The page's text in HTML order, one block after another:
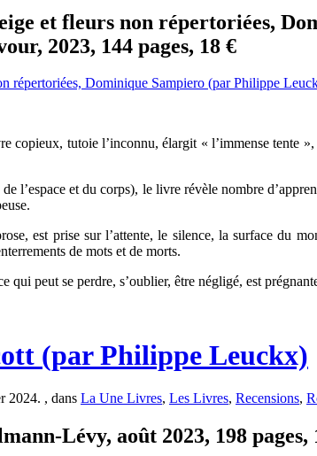
et fleurs non répertoriées,
2023, 144 pages, 18 €
copieux, tutoie l’inconnu, élargit « l’immense tente
l’espace et du corps), le livre révèle nombre
est prise sur l’attente, le silence, la surface du
de mots et de morts.
qui peut se perdre, s’oublier, être négligé, est
(par Philippe Leuckx)
2024. , dans La Une Livres, Les Livres, Recensions,
Lévy, août 2023, 198